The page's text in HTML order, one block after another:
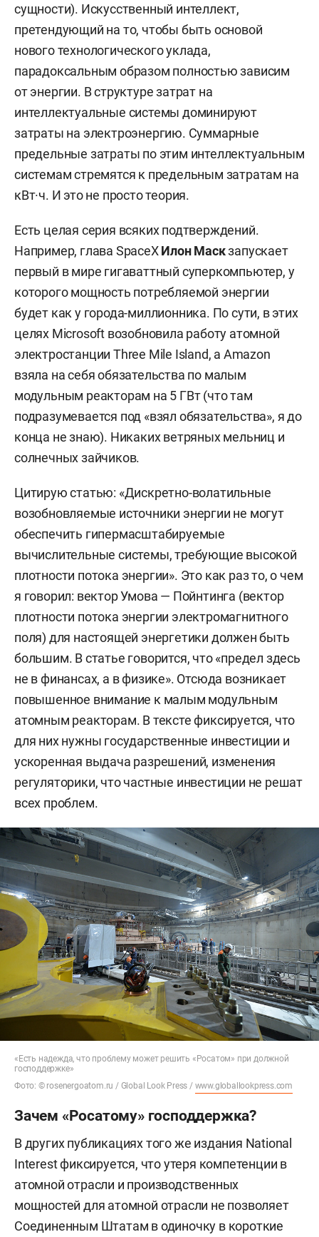
сущности). Искусственный интеллект,
претендующий на то, чтобы быть основой
нового технологического уклада,
парадоксальным образом полностью зависим
от энергии. В структуре затрат на
интеллектуальные системы доминируют
затраты на электроэнергию. Суммарные
предельные затраты по этим интеллектуальным
системам стремятся к предельным затратам на
кВт·ч. И это не просто теория.
Есть целая серия всяких подтверждений.
Например, глава SpaceXИлон Маскзапускает
первый в мире гигаваттный суперкомпьютер, у
которого мощность потребляемой энергии
будет как у города-миллионника. По сути, в этих
целях Microsoft возобновила работу атомной
электростанции Three Mile Island, а Amazon
взяла на себя обязательства по малым
модульным реакторам на 5 ГВт (что там
подразумевается под «взял обязательства», я до
конца не знаю). Никаких ветряных мельниц и
солнечных зайчиков.
Цитирую статью: «Дискретно-волатильные
возобновляемые источники энергии не могут
обеспечить гипермасштабируемые
вычислительные системы, требующие высокой
плотности потока энергии». Это как раз то, о чем
я говорил: вектор Умова — Пойнтинга (вектор
плотности потока энергии электромагнитного
поля) для настоящей энергетики должен быть
большим. В статье говорится, что «предел здесь
не в финансах, а в физике». Отсюда возникает
повышенное внимание к малым модульным
атомным реакторам. В тексте фиксируется, что
для них нужны государственные инвестиции и
ускоренная выдача разрешений, изменения
регуляторики, что частные инвестиции не решат
всех проблем.
«Есть надежда, что проблему может решить «Росатом» при должной
господдержке»
Фото: © rosenergoatom.ru / Global Look Press / www.globallookpress.com
Зачем «Росатому» господдержка?
В других публикациях того же издания National
Interest фиксируется, что утеря компетенции в
атомной отрасли и производственных
мощностей для атомной отрасли не позволяет
Соединенным Штатам в одиночку в короткие